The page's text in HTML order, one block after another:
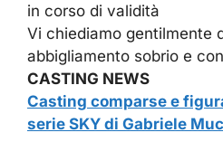
in corso di validità
Vi chiediamo gentilmente
abbigliamento sobrio e
CASTING NEWS
Casting comparse e
serie SKY di Gabriele